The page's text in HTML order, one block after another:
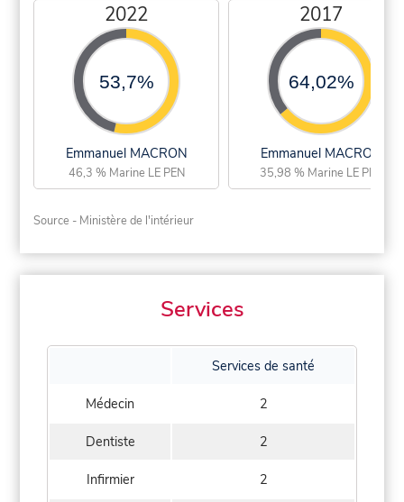
2022
53,7%
Emmanuel MACRON
46,3 % Marine LE PEN
2017
64,02%
Emmanuel MACRON
35,98 % Marine LE PEN
Source - Ministère de l'intérieur
Services
Services de santé
Médecin 2
Dentiste 2
Infirmier 2